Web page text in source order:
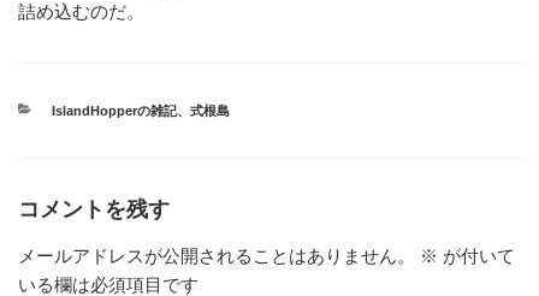
詰め込むのだ。
カ
ー
IslandHopperの雑記、 式根島
コメントを残す
メールアドレスが公開されることはありません。 ※ が付いて
いる欄は必須項目です